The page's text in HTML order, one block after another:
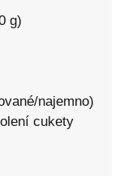
g)
najemno)
cukety